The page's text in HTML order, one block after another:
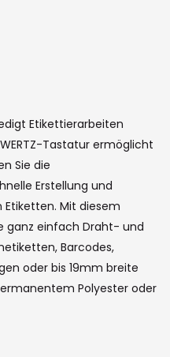
Etikettierarbeiten
Tastatur ermöglicht
Sie die
Erstellung und
Etiketten. Mit diesem
ganz einfach Draht- und
Barcodes,
oder bis 19mm breite
Polyester oder